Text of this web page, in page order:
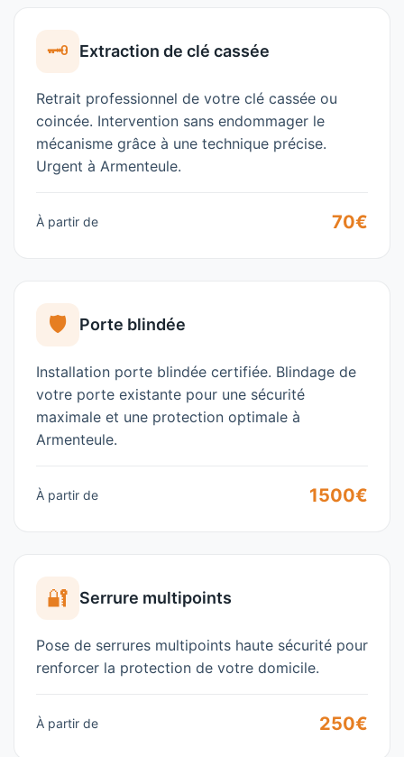
🗝️ Extraction de clé cassée
Retrait professionnel de votre clé cassée ou
coincée. Intervention sans endommager le
mécanisme grâce à une technique précise.
Urgent à Armenteule.
À partir de 70€
🛡️ Porte blindée
Installation porte blindée certifiée. Blindage de
votre porte existante pour une sécurité
maximale et une protection optimale à
Armenteule.
À partir de 1500€
🔐 Serrure multipoints
Pose de serrures multipoints haute sécurité pour
renforcer la protection de votre domicile.
À partir de 250€